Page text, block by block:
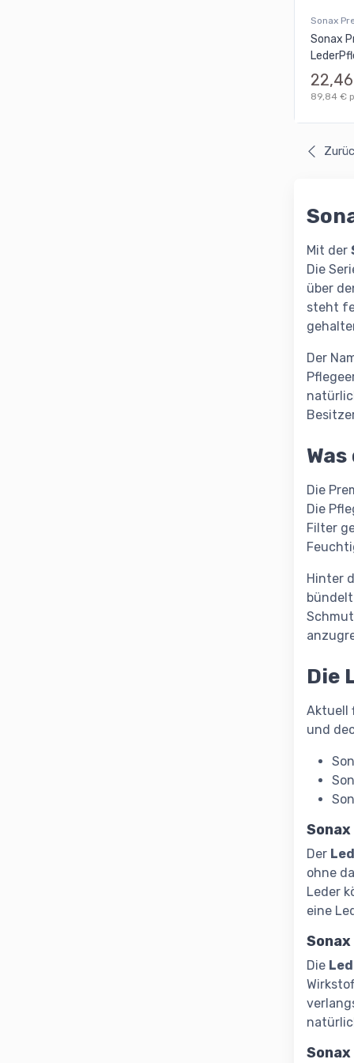
Sonax
Sonax
89,84 €
Mit der
Die
über
steht
Der
Die
Die
Filter
Hinter
Die
Aktuell
und
Der
ohne
Leder
eine
Die